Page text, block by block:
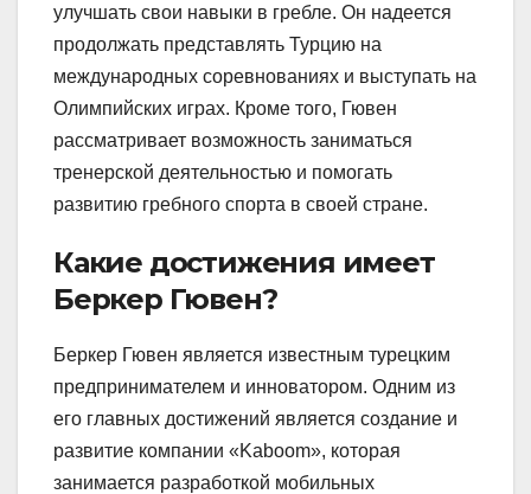
улучшать свои навыки в гребле. Он надеется
продолжать представлять Турцию на
международных соревнованиях и выступать на
Олимпийских играх. Кроме того, Гювен
рассматривает возможность заниматься
тренерской деятельностью и помогать
развитию гребного спорта в своей стране.
Какие достижения имеет
Беркер Гювен?
Беркер Гювен является известным турецким
предпринимателем и инноватором. Одним из
его главных достижений является создание и
развитие компании «Kaboom», которая
занимается разработкой мобильных